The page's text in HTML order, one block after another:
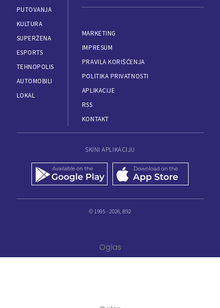
PUTOVANJA
KULTURA
SUPERŽENA
ESPORTS
TEHNOPOLIS
AUTOMOBILI
LOKAL
MARKETING
IMPRESUM
PRAVILA KORIŠĆENJA
POLITIKA PRIVATNOSTI
APLIKACIJE
RSS
KONTAKT
SKINI APLIKACIJU
© 1995 - 2026, B92